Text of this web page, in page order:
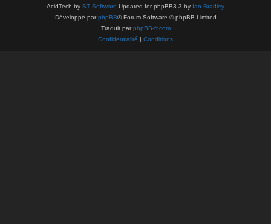
AcidTech by ST Software Updated for phpBB3.3 by Ian Bradley
Développé parphpBB® Forum Software © phpBB Limited
Traduit parphpBB-fr.com
Confidentialité | Conditions